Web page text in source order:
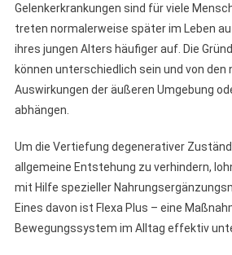
Gelenkerkrankungen sind für viele
treten normalerweise später im Leben
ihres jungen Alters häufiger auf. Die
können unterschiedlich sein und von den
Auswirkungen der äußeren Umgebung
abhängen.
Um die Vertiefung degenerativer
allgemeine Entstehung zu verhindern,
mit Hilfe spezieller
Eines davon ist Flexa Plus – eine
Bewegungssystem im Alltag effektiv